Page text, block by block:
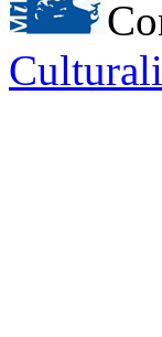
Culturali